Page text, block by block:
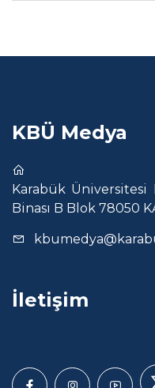
KBÜ Medya
Karabük
Binası B Blok 78050
İletişim